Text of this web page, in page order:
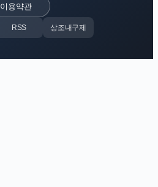
이용약관
RSS 상조내구제